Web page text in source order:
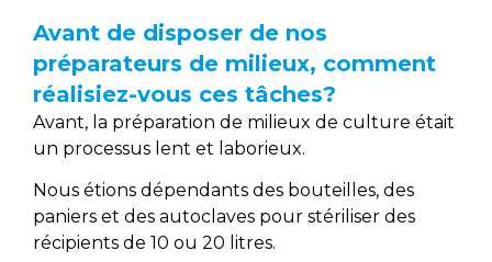
Avant de disposer de nos
préparateurs de milieux, comment
réalisiez-vous ces tâches?
Avant, la préparation de milieux de culture était
un processus lent et laborieux.
Nous étions dépendants des bouteilles, des
paniers et des autoclaves pour stériliser des
récipients de 10 ou 20 litres.